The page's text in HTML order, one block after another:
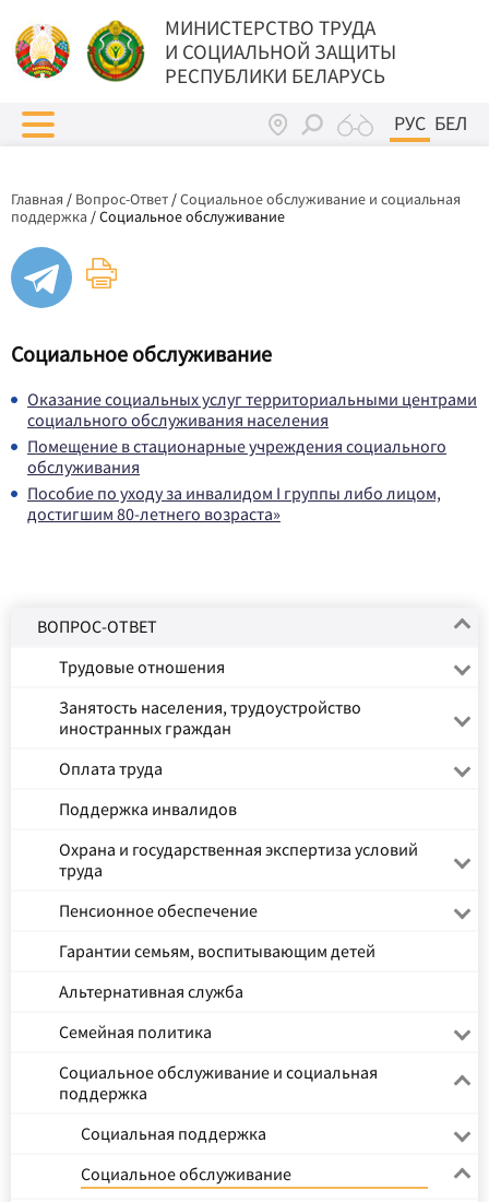
МИНИСТЕРСТВО ТРУДА
И СОЦИАЛЬНОЙ ЗАЩИТЫ
РЕСПУБЛИКИ БЕЛАРУСЬ
РУС БЕЛ
Главная / Вопрос-Ответ /Социальное обслуживание и социальная
поддержка /Социальное обслуживание
Социальное обслуживание
Оказание социальных услуг территориальными центрами
социального обслуживания населения
Помещение в стационарные учреждения социального
обслуживания
Пособие по уходу за инвалидом I группы либо лицом,
достигшим 80-летнего возраста»
ВОПРОС-ОТВЕТ
Трудовые отношения
Занятость населения, трудоустройство
иностранных граждан
Оплата труда
Поддержка инвалидов
Охрана и государственная экспертиза условий
труда
Пенсионное обеспечение
Гарантии семьям, воспитывающим детей
Альтернативная служба
Семейная политика
Социальное обслуживание и социальная
поддержка
Социальная поддержка
Социальное обслуживание